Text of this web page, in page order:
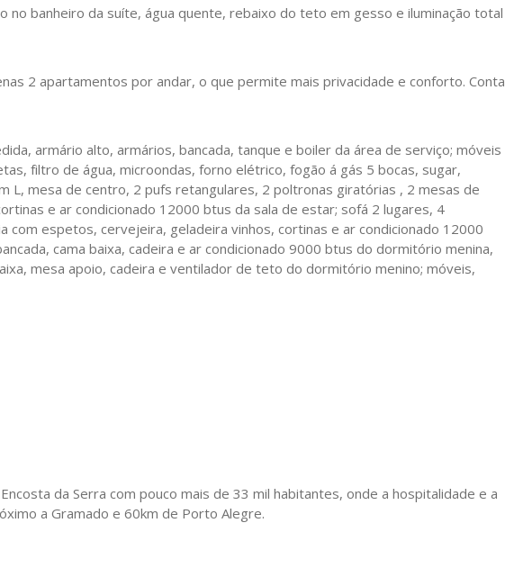
no banheiro da suíte, água quente, rebaixo do teto em gesso e iluminação total
2 apartamentos por andar, o que permite mais privacidade e conforto. Conta
armário alto, armários, bancada, tanque e boiler da área de serviço; móveis
filtro de água, microondas, forno elétrico, fogão á gás 5 bocas, sugar,
L, mesa de centro, 2 pufs retangulares, 2 poltronas giratórias , 2 mesas de
e ar condicionado 12000 btus da sala de estar; sofá 2 lugares, 4
com espetos, cervejeira, geladeira vinhos, cortinas e ar condicionado 12000
cama baixa, cadeira e ar condicionado 9000 btus do dormitório menina,
mesa apoio, cadeira e ventilador de teto do dormitório menino; móveis,
da Serra com pouco mais de 33 mil habitantes, onde a hospitalidade e a
a Gramado e 60km de Porto Alegre.